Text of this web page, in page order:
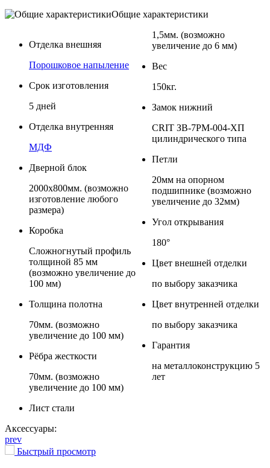
Общие характеристики
Отделка внешняя
Порошковое напыление
Срок изготовления
5 дней
Отделка внутренняя
МДФ
Дверной блок
2000x800мм. (возможно
изготовление любого
размера)
Коробка
Сложногнутый профиль
толщиной 85 мм
(возможно увеличение до
100 мм)
Толщина полотна
70мм. (возможно
увеличение до 100 мм)
Рёбра жесткости
70мм. (возможно
увеличение до 100 мм)
Лист стали
1,5мм. (возможно
увеличение до 6 мм)
Вес
150кг.
Замок нижний
CRIT ЗВ-7РМ-004-ХП
цилиндрического типа
Петли
20мм на опорном
подшипнике (возможно
увеличение до 32мм)
Угол открывания
180°
Цвет внешней отделки
по выбору заказчика
Цвет внутренней отделки
по выбору заказчика
Гарантия
на металлоконструкцию 5
лет
Аксессуары:
prev
Быстрый просмотр